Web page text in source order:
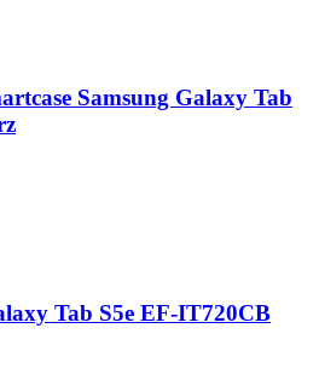
Samsung Galaxy Tab
Tab S5e EF-IT720CB